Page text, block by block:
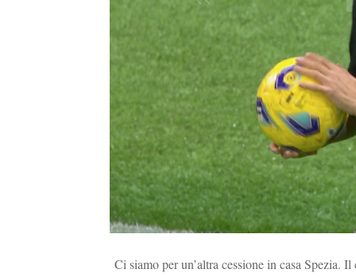
Ci siamo per un’altra cessione in casa Spezia.